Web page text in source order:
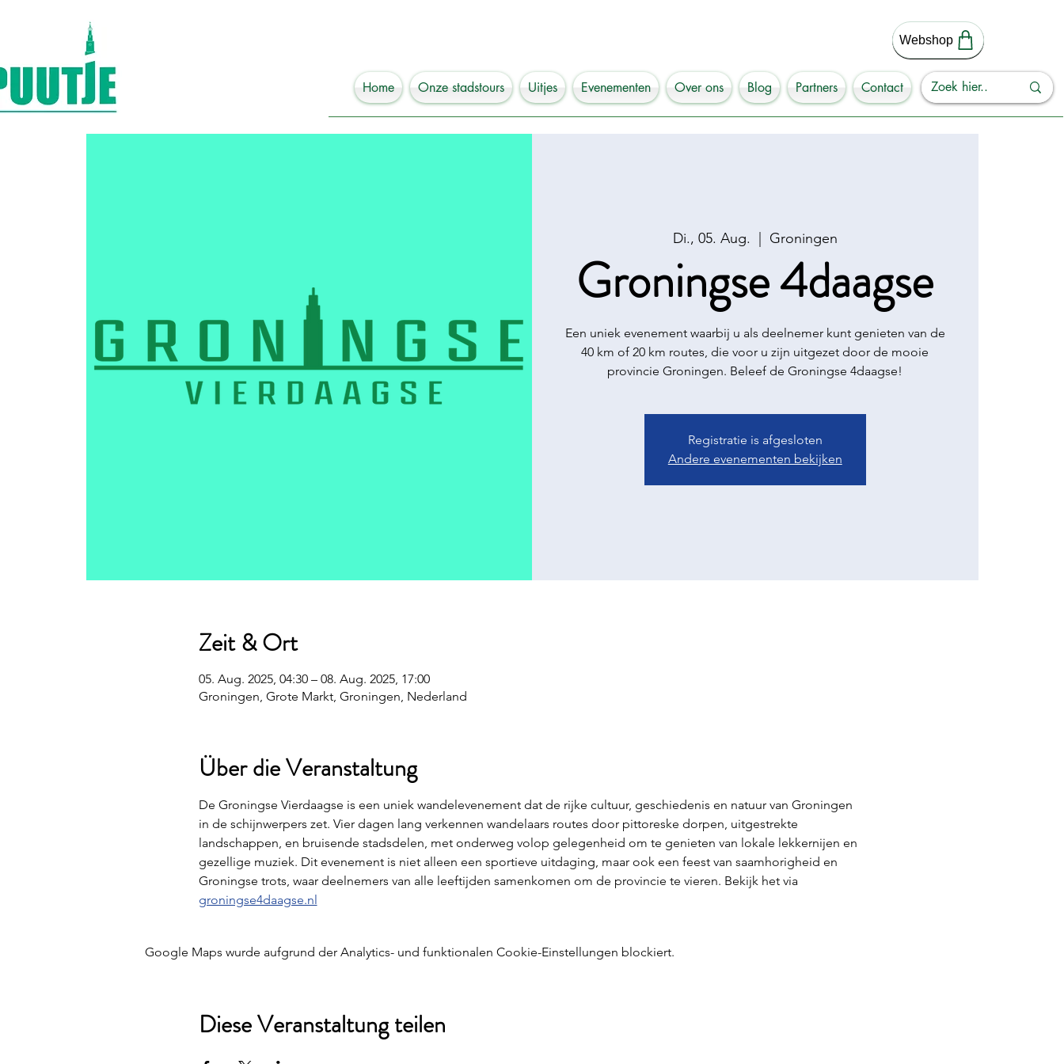
Webshop
Home Onze stadstours Uitjes Evenementen Over ons Blog Partners Contact
Di., 05. Aug. Groningen
Groningse 4daagse
Een uniek evenement waarbij u als deelnemer kunt genieten van de
40 km of 20 km routes, die voor u zijn uitgezet door de mooie
provincie Groningen. Beleef de Groningse 4daagse!
Registratie is afgesloten
Andere evenementen bekijken
Zeit & Ort
05. Aug. 2025, 04:30 – 08. Aug. 2025, 17:00
Groningen, Grote Markt, Groningen, Nederland
Über die Veranstaltung
De Groningse Vierdaagse is een uniek wandelevenement dat de rijke cultuur, geschiedenis en natuur van Groningen
in de schijnwerpers zet. Vier dagen lang verkennen wandelaars routes door pittoreske dorpen, uitgestrekte
landschappen, en bruisende stadsdelen, met onderweg volop gelegenheid om te genieten van lokale lekkernijen en
gezellige muziek. Dit evenement is niet alleen een sportieve uitdaging, maar ook een feest van saamhorigheid en
Groningse trots, waar deelnemers van alle leeftijden samenkomen om de provincie te vieren. Bekijk het via
groningse4daagse.nl
Google Maps wurde aufgrund der Analytics- und funktionalen Cookie-Einstellungen blockiert.
Diese Veranstaltung teilen